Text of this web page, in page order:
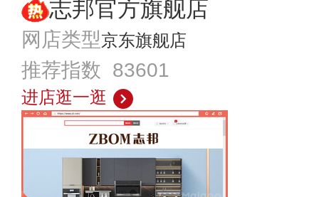
志邦官方旗舰店
网店类型京东旗舰店
推荐指数 83601
进店逛一逛